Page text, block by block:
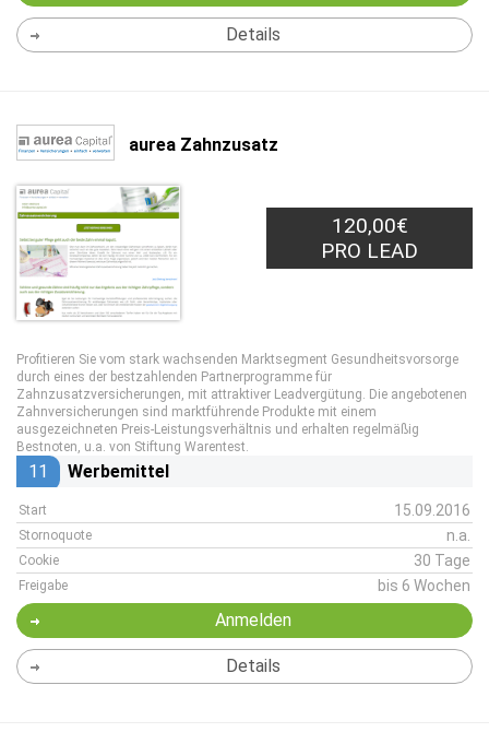
Details
aurea Zahnzusatz
120,00€
PRO LEAD
Profitieren Sie vom stark wachsenden Marktsegment Gesundheitsvorsorge
durch eines der bestzahlenden Partnerprogramme für
Zahnzusatzversicherungen, mit attraktiver Leadvergütung. Die angebotenen
Zahnversicherungen sind marktführende Produkte mit einem
ausgezeichneten Preis-Leistungsverhältnis und erhalten regelmäßig
Bestnoten, u.a. von Stiftung Warentest.
11 Werbemittel
Start 15.09.2016
Stornoquote n.a.
Cookie 30 Tage
Freigabe bis 6 Wochen
Anmelden
Details